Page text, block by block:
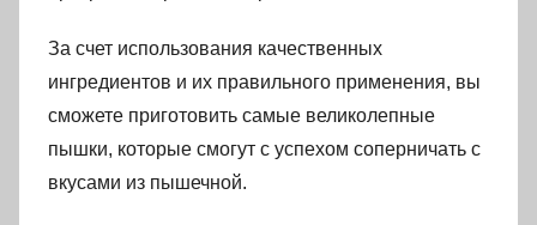
За счет использования качественных
ингредиентов и их правильного применения, вы
сможете приготовить самые великолепные
пышки, которые смогут с успехом соперничать с
вкусами из пышечной.